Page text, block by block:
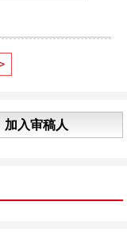
加入审稿人